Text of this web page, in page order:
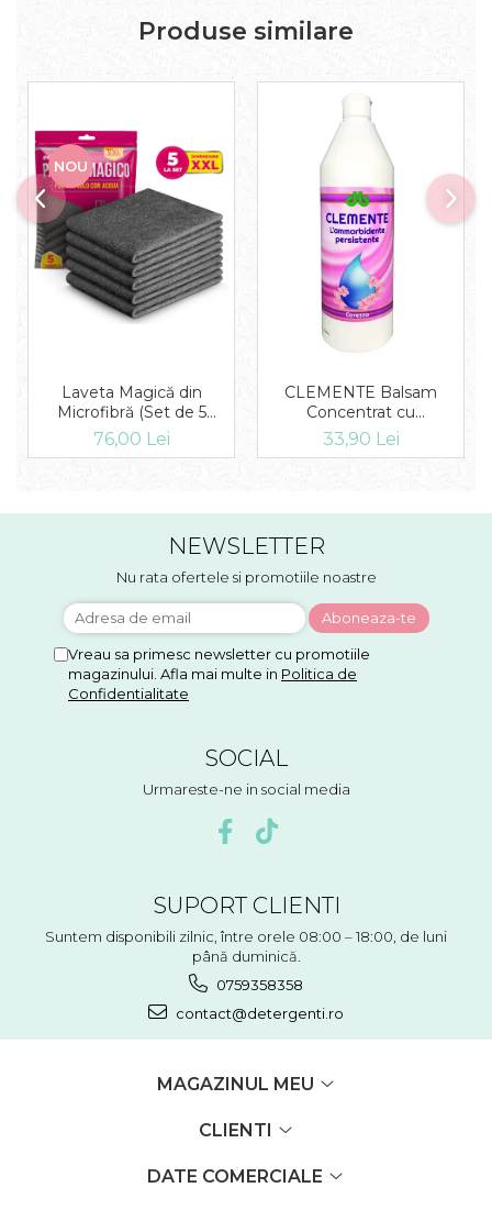
Produse similare
NOU
Laveta Magică din
Microfibră (Set de 5
Bucăți)
76,00 Lei
CLEMENTE Balsam
Concentrat cu
microcapsule Carezza 1L
33,90 Lei
NEWSLETTER
Nu rata ofertele si promotiile noastre
Vreau sa primesc newsletter cu promotiile
magazinului. Afla mai multe in Politica de
Confidentialitate
SOCIAL
Urmareste-ne in social media
SUPORT CLIENTI
Suntem disponibili zilnic, între orele 08:00 – 18:00, de luni
până duminică.
0759358358
contact@detergenti.ro
MAGAZINUL MEU
CLIENTI
DATE COMERCIALE